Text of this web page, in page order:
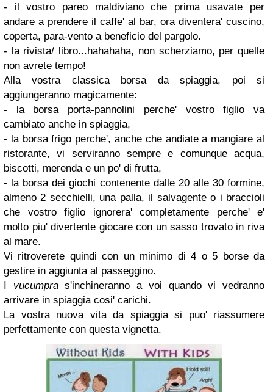
- il vostro pareo maldiviano che prima usavate per
andare a prendere il caffe' al bar, ora diventera' cuscino,
coperta, para-vento a beneficio del pargolo.
- la rivista/ libro...hahahaha, non scherziamo, per quelle
non avrete tempo!
Alla vostra classica borsa da spiaggia, poi si
aggiungeranno magicamente:
- la borsa porta-pannolini perche' vostro figlio va
cambiato anche in spiaggia,
- la borsa frigo perche', anche che andiate a mangiare al
ristorante, vi serviranno sempre e comunque acqua,
biscotti, merenda e un po' di frutta,
- la borsa dei giochi contenente dalle 20 alle 30 formine,
almeno 2 secchielli, una palla, il salvagente o i braccioli
che vostro figlio ignorera' completamente perche' e'
molto piu' divertente giocare con un sasso trovato in riva
al mare.
Vi ritroverete quindi con un minimo di 4 o 5 borse da
gestire in aggiunta al passeggino.
I vucumpras'inchineranno a voi quando vi vedranno
arrivare in spiaggia cosi' carichi.
La vostra nuova vita da spiaggia si puo' riassumere
perfettamente con questa vignetta.